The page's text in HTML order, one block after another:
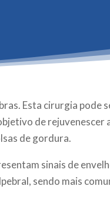
Esta cirurgia pode
de rejuvenescer
de gordura.
sinais de
sendo mais